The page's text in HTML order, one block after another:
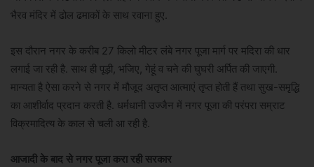
भैरव मंदिर में ढोल ढमाकों के साथ रवाना हुए.
इस दौरान नगर के करीब 27 किलो मीटर लंबे नगर पूजा मार्ग पर मदिरा की धार
लगाई जा रही है. साथ ही पूड़ी, भजिए, गेहूं व चने की घुघरी अर्पित की जाएगी.
मान्यता है ऐसा करने से नगर में मौजूद अतृप्त आत्माएं तृप्त होती हैं तथा सुख-समृद्धि
का आशीर्वाद प्रदान करती है. धर्मधानी उज्जैन में नगर पूजा की परंपरा सम्राट
विक्रमादित्य के काल से चली आ रही है.
आजादी के बाद से नगर पूजा करा रही सरकार